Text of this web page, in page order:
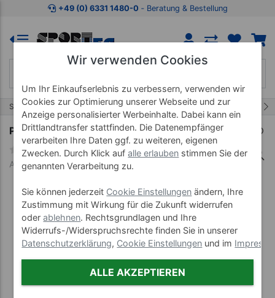
Zum Kaufbereich springen Zur Produktbeschreibung
+49 (0) 6331 1480-0 ‐ Beratung & Bestellung
Start Lehrmittel Poster 50x70 cm
Poster "Herzinfarkt", LxB 70x50 cm
Art-Nr. 25103--00
Wir verwenden Cookies
Um Ihr Einkaufserlebnis zu verbessern, verwenden wir
Cookies zur Optimierung unserer Webseite und zur
Anzeige personalisierter Werbeinhalte. Dabei kann ein
Drittlandtransfer stattfinden. Die Datenempfänger
verarbeiten Ihre Daten ggf. zu weiteren, eigenen
Zwecken. Durch Klick aufalle erlauben stimmen Sie der
genannten Verarbeitung zu.
Sie können jederzeit Cookie Einstellungen ändern, Ihre
Zustimmung mit Wirkung für die Zukunft widerrufen
oderablehnen. Rechtsgrundlagen und Ihre
Widerrufs-/Widerspruchsrechte finden Sie in unserer
Datenschutzerklärung, Cookie Einstellungen und im
ALLE AKZEPTIEREN